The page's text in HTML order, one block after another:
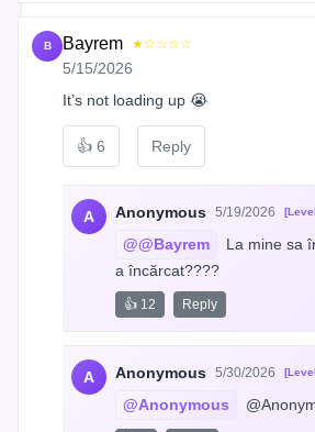
B Bayrem ★☆☆☆☆
5/15/2026
It’s not loading up 😭
👍 6 Reply
A Anonymous 5/19/2026
@@Bayrem
La mine sa
a încărcat????
👍 12 Reply
A Anonymous 5/30/2026
@Anonymous